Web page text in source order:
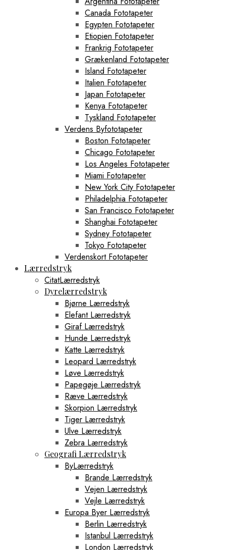
Canada Fototapeter
Egypten Fototapeter
Etiopien Fototapeter
Frankrig Fototapeter
Grækenland Fototapeter
Island Fototapeter
Italien Fototapeter
Japan Fototapeter
Kenya Fototapeter
Tyskland Fototapeter
Verdens Byfototapeter
Boston Fototapeter
Chicago Fototapeter
Los Angeles Fototapeter
Miami Fototapeter
New York City Fototapeter
Philadelphia Fototapeter
San Francisco Fototapeter
Shanghai Fototapeter
Sydney Fototapeter
Tokyo Fototapeter
Verdenskort Fototapeter
Lærredstryk
CitatLærredstryk
Dyrelærredstryk
Bjørne Lærredstryk
Elefant Lærredstryk
Giraf Lærredstryk
Hunde Lærredstryk
Katte Lærredstryk
Leopard Lærredstryk
Løve Lærredstryk
Papegøje Lærredstryk
Ræve Lærredstryk
Skorpion Lærredstryk
Tiger Lærredstryk
Ulve Lærredstryk
Zebra Lærredstryk
Geografi Lærredstryk
ByLærredstryk
Brande Lærredstryk
Vejen Lærredstryk
Vejle Lærredstryk
Europa Byer Lærredstryk
Berlin Lærredstryk
Istanbul Lærredstryk
London Lærredstryk